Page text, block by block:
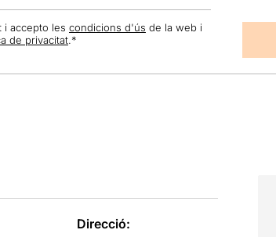
i accepto les condicions d'ús de la web i
de privacitat.*
Direcció: